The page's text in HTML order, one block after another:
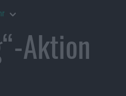
Aktion